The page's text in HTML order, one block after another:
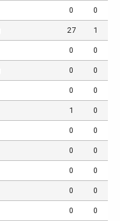
0 0
27 1
0 0
0 0
0 0
1 0
0 0
0 0
0 0
0 0
0 0